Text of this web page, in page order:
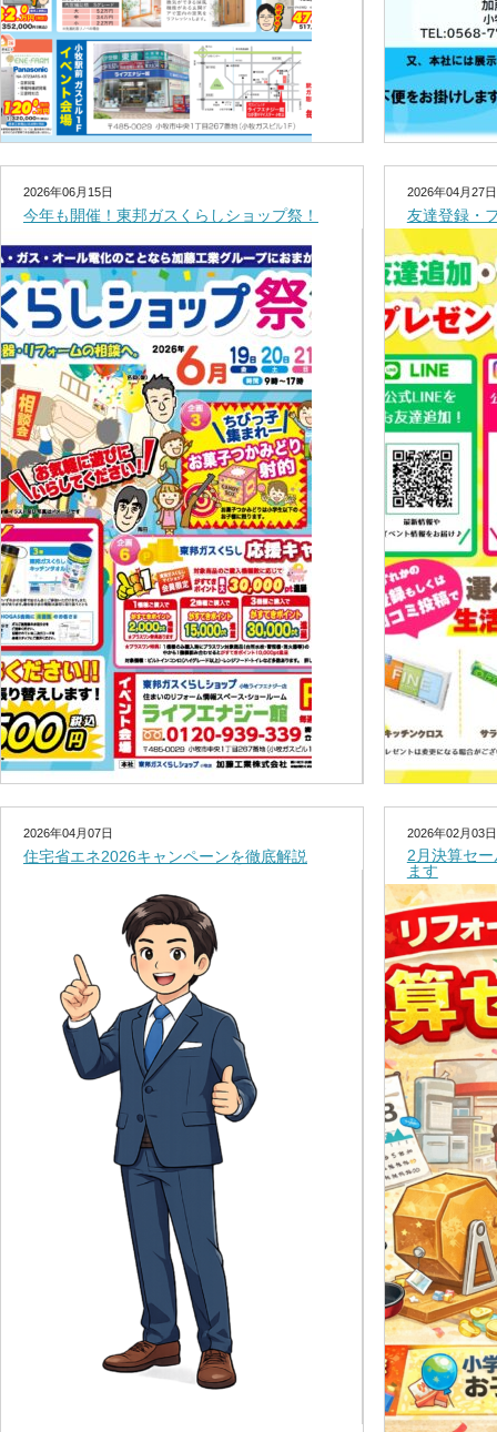
2026年06月15日
今年も開催！東邦ガスくらしショップ祭！
2026年04月27日
友達登録・
2026年04月07日
住宅省エネ2026キャンペーンを徹底解説
2026年02月03日
2月決算セ
ます